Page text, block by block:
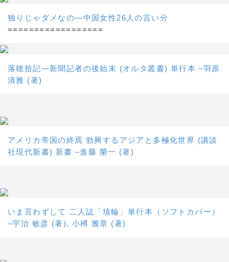
独りじゃダメなの―中国女性26人の言い分
==================
落穂拾記―新聞記者の後始末 (オルタ叢書) 単行本 –羽原
清雅 (著)
アメリカ帝国の終焉 勃興するアジアと多極化世界 (講談
社現代新書) 新書 –進藤 榮一 (著)
いま言わずして 二人誌「埴輪」単行本（ソフトカバー）
–宇治 敏彦 (著), 小榑 雅章 (著)